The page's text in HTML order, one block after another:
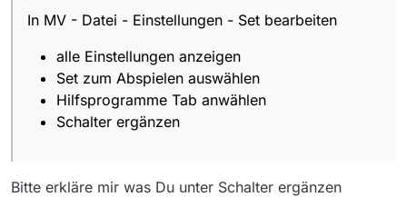
In MV - Datei - Einstellungen - Set bearbeiten
alle Einstellungen anzeigen
Set zum Abspielen auswählen
Hilfsprogramme Tab anwählen
Schalter ergänzen
Bitte erkläre mir was Du unter Schalter ergänzen